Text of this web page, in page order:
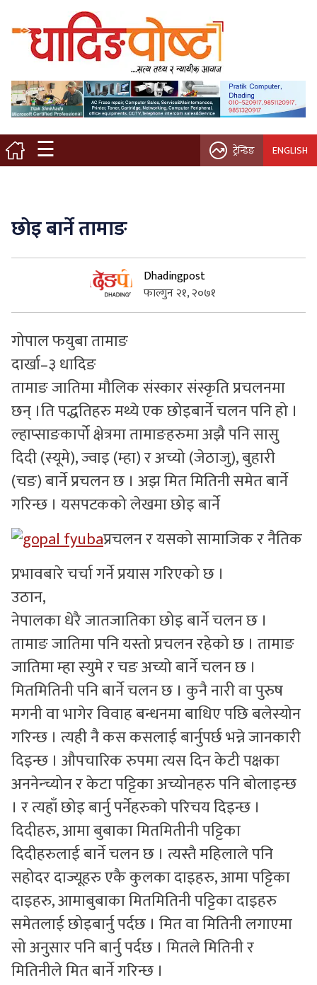
☰
मुख्य पृष्ठ
स्थानीय समाचार
विचार / ब्लग
नगर/गाउँ पालिका
कृषि/सहकारी
प्रवास
सुचनाहरु
स्वास्थ्य
भिडियो
ट्रेन्डिङ ENGLISH
छोइ बार्ने तामाङ
Dhadingpost
फाल्गुन २१, २०७१
गोपाल फयुबा तामाङ
दार्खा–३ धादिङ
तामाङ जातिमा मौलिक संस्कार संस्कृति प्रचलनमा
छन् ।ति पद्धतिहरु मथ्ये एक छोइबार्ने चलन पनि हो ।
ल्हाप्साङकार्पो क्षेत्रमा तामाङहरुमा अझै पनि सासु
दिदी (स्यूमे), ज्वाइ (म्हा) र अच्यो (जेठाजु), बुहारी
(चङ) बार्ने प्रचलन छ । अझ मित मितिनी समेत बार्ने
गरिन्छ । यसपटकको लेखमा छोइ बार्ने
प्रचलन र यसको सामाजिक र नैतिक
प्रभावबारे चर्चा गर्ने प्रयास गरिएको छ ।
उठान,
नेपालका धेरै जातजातिका छोइ बार्ने चलन छ ।
तामाङ जातिमा पनि यस्तो प्रचलन रहेको छ । तामाङ
जातिमा म्हा स्युमे र चङ अच्यो बार्ने चलन छ ।
मितमितिनी पनि बार्ने चलन छ । कुनै नारी वा पुरुष
मगनी वा भागेर विवाह बन्धनमा बाधिए पछि बलेस्योन
गरिन्छ । त्यही नै कस कसलाई बार्नुपर्छ भन्ने जानकारी
दिइन्छ । औपचारिक रुपमा त्यस दिन केटी पक्षका
अननेन्च्योन र केटा पट्टिका अच्योनहरु पनि बोलाइन्छ
। र त्यहाँ छोइ बार्नु पर्नेहरुको परिचय दिइन्छ ।
दिदीहरु, आमा बुबाका मितमितीनी पट्टिका
दिदीहरुलाई बार्ने चलन छ । त्यस्तै महिलाले पनि
सहोदर दाज्यूहरु एकै कुलका दाइहरु, आमा पट्टिका
दाइहरु, आमाबुबाका मितमितिनी पट्टिका दाइहरु
समेतलाई छोइबार्नु पर्दछ । मित वा मितिनी लगाएमा
सो अनुसार पनि बार्नु पर्दछ । मितले मितिनी र
मितिनीले मित बार्ने गरिन्छ ।